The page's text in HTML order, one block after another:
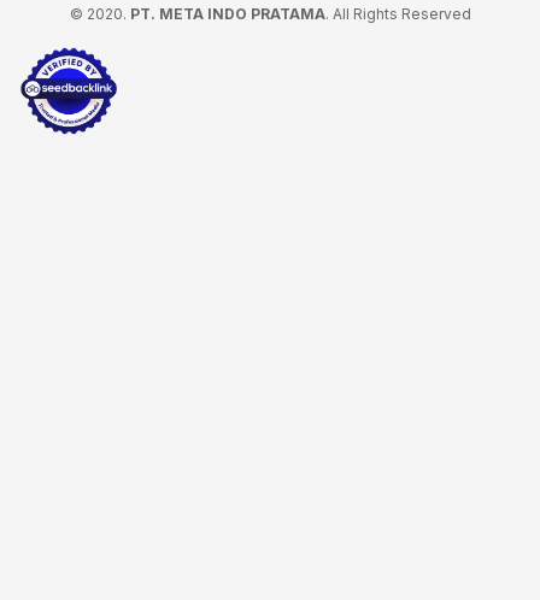
© 2020. PT. META INDO PRATAMA. All Rights Reserved